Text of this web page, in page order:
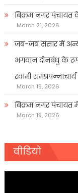
बिक्रम नगर पंचायत
March 21, 2026
जब-जब संसार में
भगवान दीनबंधु के
स्वामी रामप्रपन्नाचार्य
March 19, 2026
बिक्रम नगर पंचायत
March 19, 2026
वीडियो